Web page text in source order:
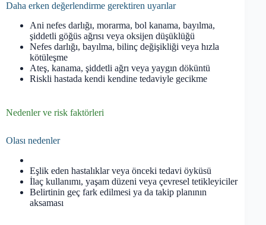
Daha erken değerlendirme gerektiren uyarılar
Ani nefes darlığı, morarma, bol kanama, bayılma,
şiddetli göğüs ağrısı veya oksijen düşüklüğü
Nefes darlığı, bayılma, bilinç değişikliği veya hızla
kötüleşme
Ateş, kanama, şiddetli ağrı veya yaygın döküntü
Riskli hastada kendi kendine tedaviyle gecikme
Nedenler ve risk faktörleri
Olası nedenler
Eşlik eden hastalıklar veya önceki tedavi öyküsü
İlaç kullanımı, yaşam düzeni veya çevresel tetikleyiciler
Belirtinin geç fark edilmesi ya da takip planının
aksaması